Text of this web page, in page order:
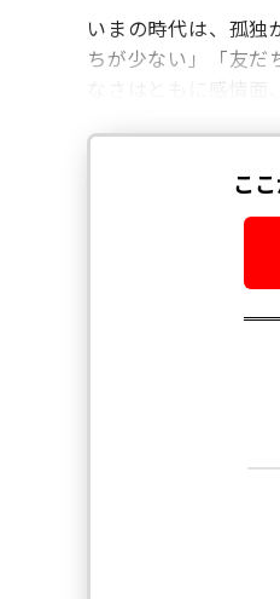
いまの時代は、孤
ちが少ない」「友